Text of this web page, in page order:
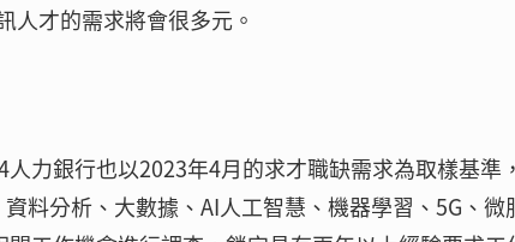
人才的需求將會很多元。
力銀行也以2023年4月的求才職缺需求為取樣基準
料分析、大數據、AI人工智慧、機器學習、5G、微